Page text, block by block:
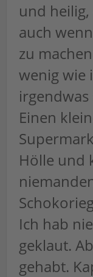
und
auch
zu
wenig wie
Einen
Hölle und
Ich hab
geklaut.
gehabt.